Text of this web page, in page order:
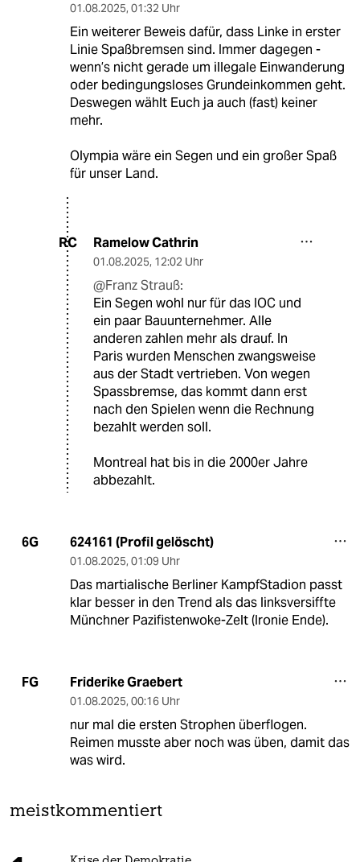
01.08.2025, 01:32 Uhr
Ein weiterer Beweis dafür, dass Linke in erster
Linie Spaßbremsen sind. Immer dagegen -
wenn’s nicht gerade um illegale Einwanderung
oder bedingungsloses Grundeinkommen geht.
Deswegen wählt Euch ja auch (fast) keiner
mehr.
Olympia wäre ein Segen und ein großer Spaß
für unser Land.
RC Ramelow Cathrin
01.08.2025, 12:02 Uhr
@Franz Strauß:
Ein Segen wohl nur für das IOC und
ein paar Bauunternehmer. Alle
anderen zahlen mehr als drauf. In
Paris wurden Menschen zwangsweise
aus der Stadt vertrieben. Von wegen
Spassbremse, das kommt dann erst
nach den Spielen wenn die Rechnung
bezahlt werden soll.
Montreal hat bis in die 2000er Jahre
abbezahlt.
6G 624161 (Profil gelöscht)
01.08.2025, 01:09 Uhr
Das martialische Berliner KampfStadion passt
klar besser in den Trend als das linksversiffte
Münchner Pazifistenwoke-Zelt (Ironie Ende).
FG Friderike Graebert
01.08.2025, 00:16 Uhr
nur mal die ersten Strophen überflogen.
Reimen musste aber noch was üben, damit das
was wird.
meistkommentiert